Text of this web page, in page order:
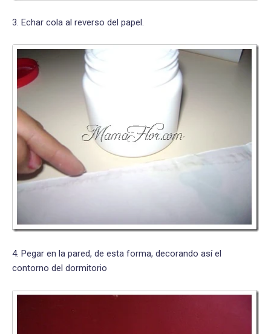
3. Echar cola al reverso del papel.
4. Pegar en la pared, de esta forma, decorando así el
contorno del dormitorio